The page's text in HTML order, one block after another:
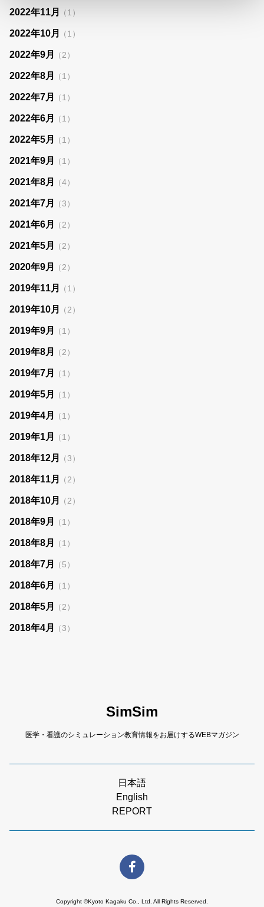
2022年11月 （1）
2022年10月 （1）
2022年9月 （2）
2022年8月 （1）
2022年7月 （1）
2022年6月 （1）
2022年5月 （1）
2021年9月 （1）
2021年8月 （4）
2021年7月 （3）
2021年6月 （2）
2021年5月 （2）
2020年9月 （2）
2019年11月 （1）
2019年10月 （2）
2019年9月 （1）
2019年8月 （2）
2019年7月 （1）
2019年5月 （1）
2019年4月 （1）
2019年1月 （1）
2018年12月 （3）
2018年11月 （2）
2018年10月 （2）
2018年9月 （1）
2018年8月 （1）
2018年7月 （5）
2018年6月 （1）
2018年5月 （2）
2018年4月 （3）
SimSim
医学・看護のシミュレーション教育情報をお届けするWEBマガジン
日本語
English
REPORT
Copyright ©Kyoto Kagaku Co., Ltd. All Rights Reserved.